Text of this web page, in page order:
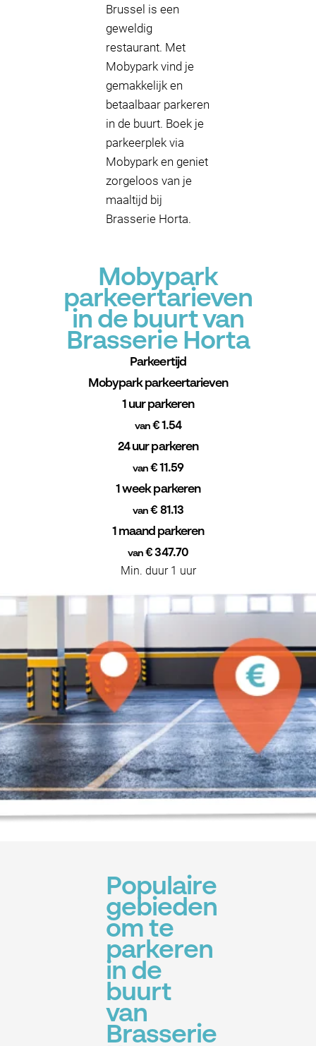
Brussel is een
geweldig
restaurant. Met
Mobypark vind je
gemakkelijk en
betaalbaar parkeren
in de buurt. Boek je
parkeerplek via
Mobypark en geniet
zorgeloos van je
maaltijd bij
Brasserie Horta.
Mobypark
parkeertarieven
in de buurt van
Brasserie Horta
Parkeertijd
Mobypark parkeertarieven
1 uur parkeren
van€ 1.54
24 uur parkeren
van€ 11.59
1 week parkeren
van € 81.13
1 maand parkeren
van € 347.70
Min. duur 1 uur
Populaire
gebieden
om te
parkeren
in de
buurt
van
Brasserie